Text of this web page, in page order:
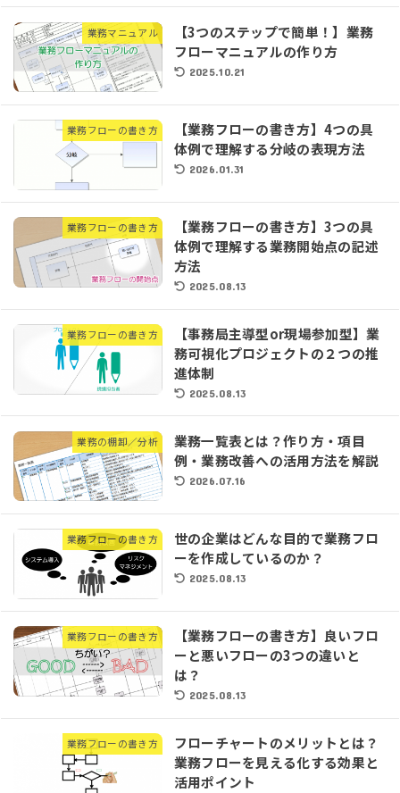
業務マニュアル
【3つのステップで簡単！】業務
フローマニュアルの作り方
2025.10.21
業務フローの書き方
【業務フローの書き方】4つの具
体例で理解する分岐の表現方法
2026.01.31
業務フローの書き方
【業務フローの書き方】3つの具
体例で理解する業務開始点の記述
方法
2025.08.13
業務フローの書き方
【事務局主導型or現場参加型】業
務可視化プロジェクトの２つの推
進体制
2025.08.13
業務の棚卸／分析
業務一覧表とは？作り方・項目
例・業務改善への活用方法を解説
2026.07.16
業務フローの書き方
世の企業はどんな目的で業務フロ
ーを作成しているのか？
2025.08.13
業務フローの書き方
【業務フローの書き方】良いフロ
ーと悪いフローの3つの違いと
は？
2025.08.13
業務フローの書き方
フローチャートのメリットとは？
業務フローを見える化する効果と
活用ポイント